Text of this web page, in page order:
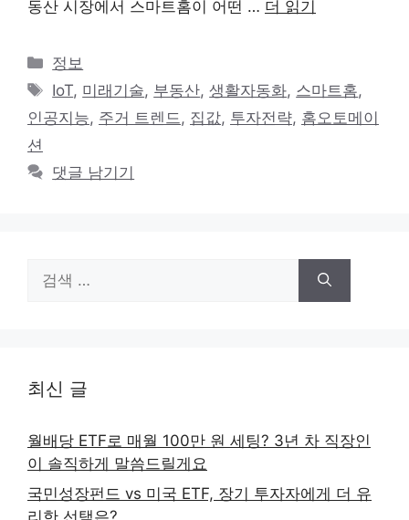
동산 시장에서 스마트홈이 어떤 … 더 읽기
카
테
리
정보
태
그
IoT, 미래기술, 부동산,생활자동화, 스마트홈,
인공지능, 주거 트렌드 , 집값, 투자전략, 홈오토메이
션
댓글 남기기
색:
최신 글
월배당 ETF로 매월 100만 원 세팅? 3년 차 직장인
이 솔직하게 말씀드릴게요
국민성장펀드 vs 미국 ETF, 장기 투자자에게 더 유
리한 선택은?